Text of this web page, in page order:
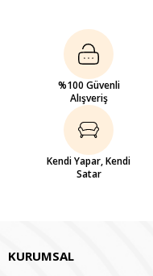
%100 Güvenli
Alışveriş
Kendi Yapar, Kendi
Satar
KURUMSAL